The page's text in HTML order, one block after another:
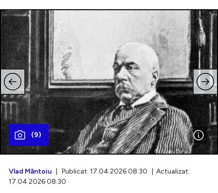
Creează cont
(9)
Vlad Măntoiu | Publicat: 17.04.2026 08:30 | Actualizat:
17.04.2026 08:30